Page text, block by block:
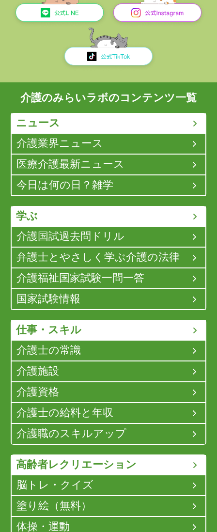
介護のみらいラボのコンテンツ一覧
ニュース
介護業界ニュース
医療介護最新ニュース
今日は何の日？雑学
学ぶ
介護国試過去問ドリル
弁護士とやさしく学ぶ介護の法律
介護福祉国家試験一問一答
国家試験情報
仕事・スキル
介護士の常識
介護施設
介護資格
介護士の給料と年収
介護職のスキルアップ
高齢者レクリエーション
脳トレ・クイズ
塗り絵（無料）
体操・運動